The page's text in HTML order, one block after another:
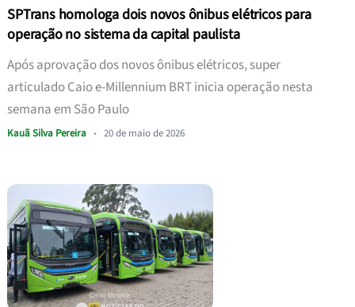
SPTrans homologa dois novos ônibus elétricos para
operação no sistema da capital paulista
Após aprovação dos novos ônibus elétricos, super
articulado Caio e-Millennium BRT inicia operação nesta
semana em São Paulo
Kauã Silva Pereira • 20 de maio de 2026